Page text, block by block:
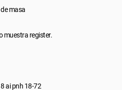
masa
muestra register.
ai pnh 18-72